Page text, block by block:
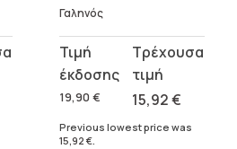
Γαληνός
19,90 €
Original
price
was:
19,90 €.
15,92€
Current
price
is:
15,92 €.
Previous lowest price was
15,92 €.